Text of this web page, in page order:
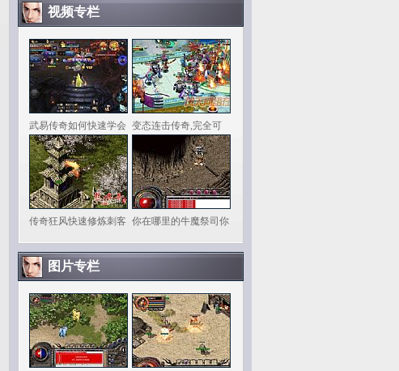
视频专栏
武易传奇如何快速学会 变态连击传奇,完全可
传奇狂风快速修炼刺客 你在哪里的牛魔祭司你
图片专栏